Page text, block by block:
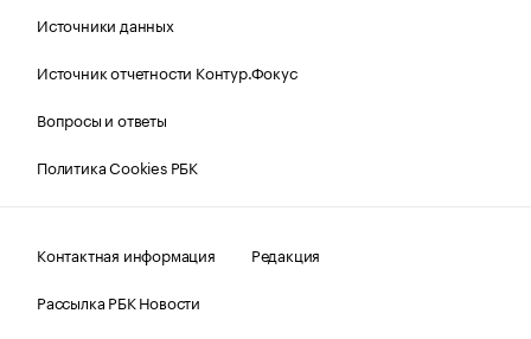
Источники данных
Источник отчетности Контур.Фокус
Вопросы и ответы
Политика Cookies РБК
Контактная информация
Редакция
Рассылка РБК Новости